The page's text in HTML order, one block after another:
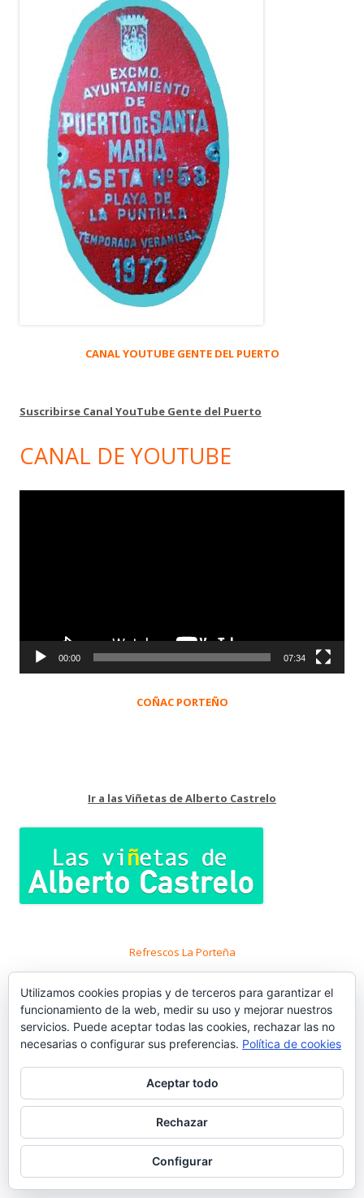
CANAL YOUTUBE GENTE DEL PUERTO
Suscribirse Canal YouTube Gente del Puerto
CANAL DE YOUTUBE
00:00 07:34
COÑAC PORTEÑO
Ir a las Viñetas de Alberto Castrelo
Refrescos La Porteña
Publicidad vintage de Bodegas Caballero
Fábrica de Cervezas Tosar
Utilizamos cookies propias y de terceros para garantizar el
funcionamiento de la web, medir su uso y mejorar nuestros
servicios. Puede aceptar todas las cookies, rechazar las no
necesarias o configurar sus preferencias. Política de cookies
Aceptar todo
Rechazar
Configurar